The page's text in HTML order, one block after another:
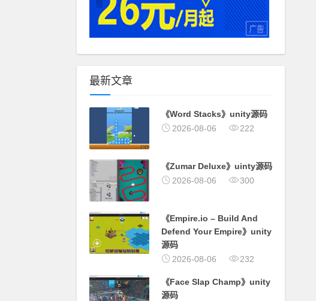
最新文章
《Word Stacks》unity源码
2026-08-06
222
《Zumar Deluxe》uinty源码
2026-08-06
300
《Empire.io – Build And
Defend Your Empire》unity
源码
2026-08-06
232
《Face Slap Champ》unity
源码